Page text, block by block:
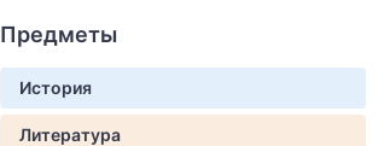
Предметы
История
Литература